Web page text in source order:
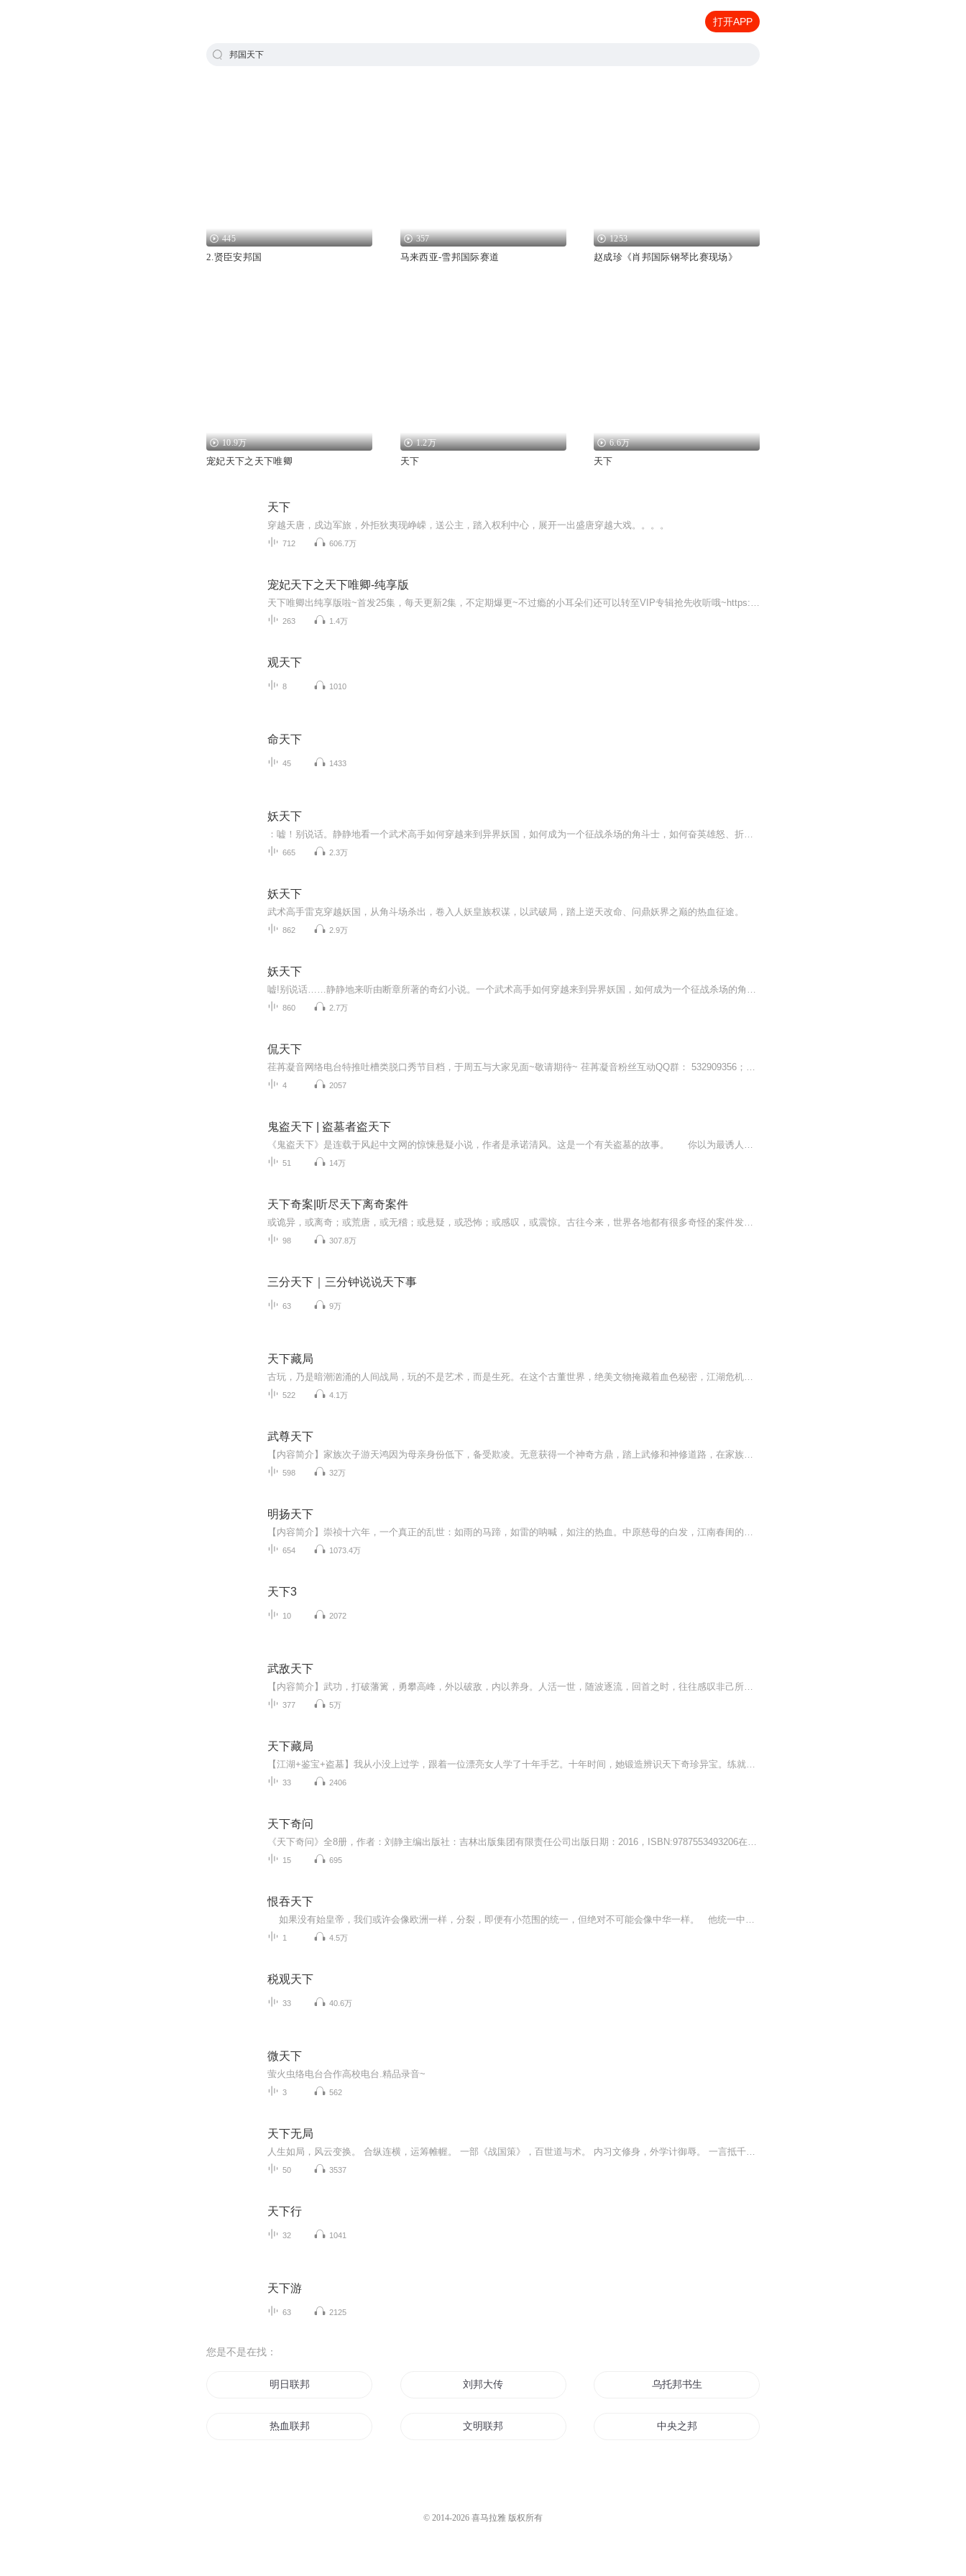
打开APP
邦国天下
445
2.贤臣安邦国
357
马来西亚-雪邦国际赛道
1253
赵成珍《肖邦国际钢琴比赛现场》
10.9万
宠妃天下之天下唯卿
1.2万
天下
6.6万
天下
天下
穿越天唐，戍边军旅，外拒狄夷现峥嵘，送公主，踏入权利中心，展开一出盛唐穿越大戏。。。。
712 606.7万
宠妃天下之天下唯卿-纯享版
天下唯卿出纯享版啦~首发25集，每天更新2集，不定期爆更~不过瘾的小耳朵们还可以转至VIP专辑抢先收听哦~https://www.ximalaya.com/album/70950861
263 1.4万
观天下
8 1010
命天下
45 1433
妖天下
：嘘！别说话。静静地看一个武术高手如何穿越来到异界妖国，如何成为一个征战杀场的角斗士，如何奋英雄怒、折妖皇刀、让美人倾心、让英雄俯首、让万民敬仰、让天下臣伏……杀戳、血腥、战争、恢宏、英雄、柔情……一切应有尽有，你还在等什么？一起来，共...
665 2.3万
妖天下
武术高手雷克穿越妖国，从角斗场杀出，卷入人妖皇族权谋，以武破局，踏上逆天改命、问鼎妖界之巅的热血征途。
862 2.9万
妖天下
嘘!别说话……静静地来听由断章所著的奇幻小说。一个武术高手如何穿越来到异界妖国，如何成为一个征战杀场的角斗士，如何奋英雄怒，折妖皇刀，让美人倾心，让英雄俯首，让万民敬仰，让天下臣伏......杀戳，血腥，战争，恢宏，英雄，柔情......一切应有尽有...
860 2.7万
侃天下
荏苒凝音网络电台特推吐槽类脱口秀节目档，于周五与大家见面~敬请期待~ 荏苒凝音粉丝互动QQ群： 532909356；微博：荏苒凝音OL；微信平台：renranningying。求各位听友们帮忙转采，您的鼓励是对我们最大的肯定。
4 2057
鬼盗天下 | 盗墓者盗天下
《鬼盗天下》是连载于风起中文网的惊悚悬疑小说，作者是承诺清风。这是一个有关盗墓的故事。 你以为最诱人的是那些绝世珍宝？ 你以为最恐怖的是地底下的那些东西？ 你以为最神奇的是千百年前故人的智慧？ 探险为本，人心难测，现代与古代的智...
51 14万
天下奇案|听尽天下离奇案件
或诡异，或离奇；或荒唐，或无稽；或悬疑，或恐怖；或感叹，或震惊。古往今来，世界各地都有很多奇怪的案件发生，有的案件已经破解，有的案件仍然是一团迷雾。在这些奇形怪状的案件背后，埋藏着科学的引线，人性的光芒与黑暗，时代的局限和社会制度的不断...
98 307.8万
三分天下｜三分钟说说天下事
63 9万
天下藏局
古玩，乃是暗潮汹涌的人间战局，玩的不是艺术，而是生死。在这个古董世界，绝美文物掩藏着血色秘密，江湖危机四伏。苏尘以古董为幌子，操纵命运的乾坤，卷入一场暗涌纷争……
522 4.1万
武尊天下
【内容简介】家族次子游天鸿因为母亲身份低下，备受欺凌。无意获得一个神奇方鼎，踏上武修和神修道路，在家族中地位攀升，离家历练，从此崛起！武宗武神，又能如何？挥手间八方云动，诸天幻灭，唯我武尊天下！【作者/主播简介】作者：冰墙，网络小说作家。...
598 32万
明扬天下
【内容简介】崇祯十六年，一个真正的乱世：如雨的马蹄，如雷的呐喊，如注的热血。中原慈母的白发，江南春闺的遥望，湖湘稚儿的夜哭。故乡柳荫下的诀别，将军圆睁的怒目，猎猎于朔风中的军旗。一阵烟尘又一阵的烟尘，华夏大地在鞑子的铁蹄下颤栗不止.........
654 1073.4万
天下3
10 2072
武敌天下
【内容简介】武功，打破藩篱，勇攀高峰，外以破敌，内以养身。人活一世，随波逐流，回首之时，往往感叹非己所愿。给你武功，挣脱束缚，追求真正的自我之路。重生成镖师之子，陈潜只能选择踏踏实实练功，朝九晚五吐纳。一次契机，令他前世技能与今生求武之...
377 5万
天下藏局
【江湖+鉴宝+盗墓】我从小没上过学，跟着一位漂亮女人学了十年手艺。十年时间，她锻造辨识天下奇珍异宝。练就了我一双“佛手”，破局下套横行无忌。教会我一身“神技”，从容玩转江湖乾坤。我用多年来在古玩江湖摸爬滚打的亲身经历，告诉大家一个颠扑不破...
33 2406
天下奇问
《天下奇问》全8册，作者：刘静主编出版社：吉林出版集团有限责任公司出版日期：2016，ISBN:9787553493206在这张专辑中，我们将获得一次与这位主播一起探索世界各个领域的机会。他将通过生动的解说，为我们呈现出科学、历史、地理、文化等方面的真知灼见，...
15 695
恨吞天下
如果没有始皇帝，我们或许会像欧洲一样，分裂，即便有小范围的统一，但绝对不可能会像中华一样。 他统一中国的工作，用这样长远的眼光设计，又用这样精到的手腕完成，且不说和他一样完成这样的霸业，即便是他遗留下的位置，这世间也没有人能够...
1 4.5万
税观天下
33 40.6万
微天下
萤火虫络电台合作高校电台.精品录音~
3 562
天下无局
人生如局，风云变换。 合纵连横，运筹帷幄。 一部《战国策》，百世道与术。 内习文修身，外学计御辱。 一言抵千军，一计定兴亡。
50 3537
天下行
32 1041
天下游
63 2125
您是不是在找：
明日联邦 刘邦大传 乌托邦书生
热血联邦 文明联邦 中央之邦
© 2014-2026 喜马拉雅 版权所有